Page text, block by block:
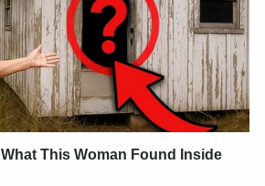
This Woman Found Inside